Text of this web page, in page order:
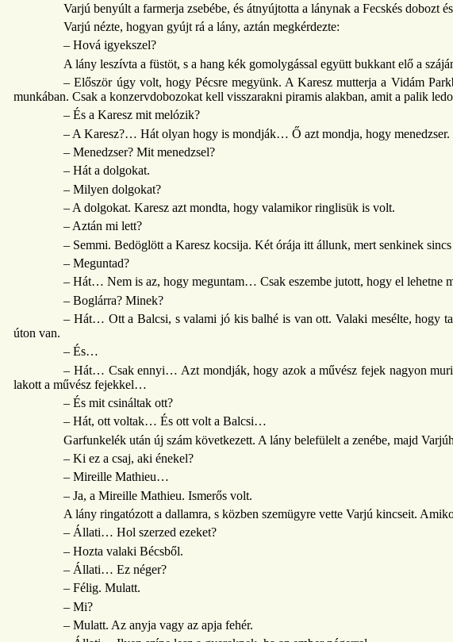
Varjú benyúlt a farmerja zsebébe, és átnyújtotta a lánynak a Fecskés dobozt
Varjú nézte, hogyan gyújt rá a lány, aztán megkérdezte:
– Hová igyekszel?
A lány leszívta a füstöt, s a hang kék gomolygással együtt bukkant elő a
– Először úgy volt, hogy Pécsre megyünk. A Karesz mutterja a Vidám
munkában. Csak a konzervdobozokat kell visszarakni piramis alakban, amit a palik
– És a Karesz mit melózik?
– A Karesz?… Hát olyan hogy is mondják… Ő azt mondja, hogy menedzser.
– Menedzser? Mit menedzsel?
– Hát a dolgokat.
– Milyen dolgokat?
– A dolgokat. Karesz azt mondta, hogy valamikor ringlisük is volt.
– Aztán mi lett?
– Semmi. Bedöglött a Karesz kocsija. Két órája itt állunk, mert senkinek sincs
– Meguntad?
– Hát… Nem is az, hogy meguntam… Csak eszembe jutott, hogy el lehetne
– Boglárra? Minek?
– Hát… Ott a Balcsi, s valami jó kis balhé is van ott. Valaki mesélte, hogy
úton van.
– És…
– Hát… Csak ennyi… Azt mondják, hogy azok a művész fejek nagyon
lakott a művész fejekkel…
– És mit csináltak ott?
– Hát, ott voltak… És ott volt a Balcsi…
Garfunkelék után új szám következett. A lány belefülelt a zenébe, majd
– Ki ez a csaj, aki énekel?
– Mireille Mathieu…
– Ja, a Mireille Mathieu. Ismerős volt.
A lány ringatózott a dallamra, s közben szemügyre vette Varjú kincseit.
– Állati… Hol szerzed ezeket?
– Hozta valaki Bécsből.
– Állati… Ez néger?
– Félig. Mulatt.
– Mi?
– Mulatt. Az anyja vagy az apja fehér.